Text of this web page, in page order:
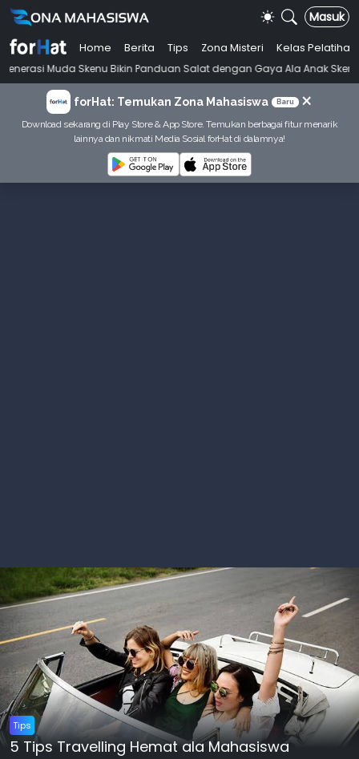
Masuk
Home Berita Tips Zona Misteri
Kelas Pelatihan
Bikin Panduan Salat dengan Gaya Ala Anak Skena • Mahasiswi
forHat: Temukan Zona Mahasiswa Baru ×
Download sekarang di Play Store & App Store. Temukan berbagai fitur menarik
lainnya dan nikmati Media Sosial forHat di dalamnya!
Tips
5 Tips Travelling Hemat ala Mahasiswa